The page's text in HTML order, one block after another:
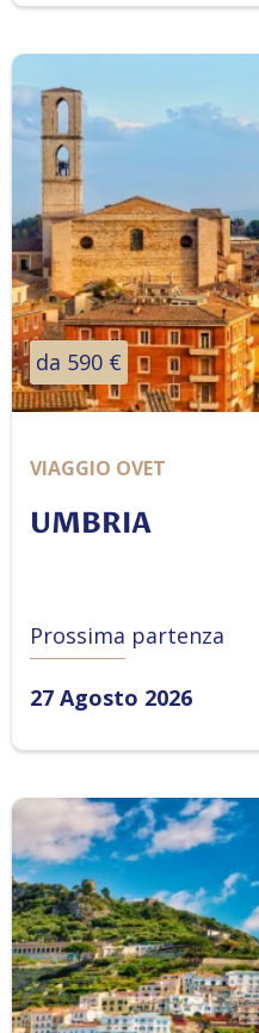
da 590 €
VIAGGIO OVET
UMBRIA
Prossima partenza
27 Agosto 2026